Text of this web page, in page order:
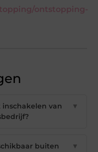
ontstopping-
van
▼
buiten
▼